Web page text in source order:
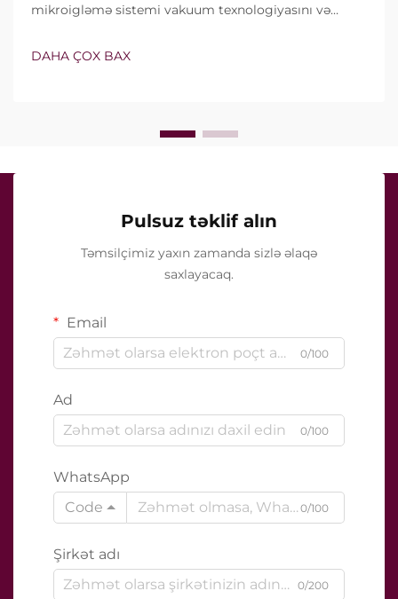
mikroigləmə sistemi vakuum texnologiyasını və
deyil, onların klinik müalicə zamanı necə dəqiq işlədiyi
DAHA ÇOX BAX
Pulsuz təklif alın
Təmsilçimiz yaxın zamanda sizlə əlaqə
saxlayacaq.
Email
0/100
Ad
0/100
WhatsApp
Code
0/100
Şirkət adı
0/200